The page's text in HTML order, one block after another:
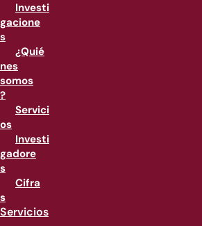
Investi
gacione
s
¿Quié
nes
somos
?
Servici
os
Investi
gadore
s
Cifra
s
Servicios